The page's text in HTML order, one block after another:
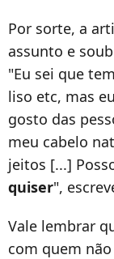
Por sorte, a
assunto e
"Eu sei que
liso etc, mas
gosto das
meu cabelo
jeitos [...]
quiser",
Vale lembrar
com quem